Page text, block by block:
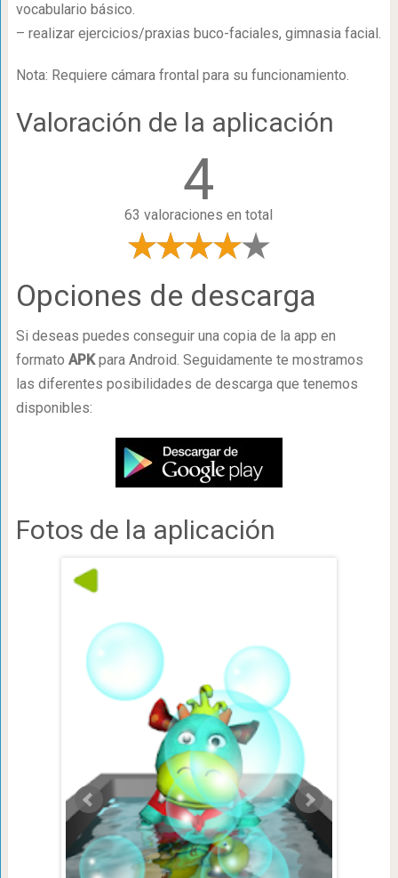
vocabulario básico.
– realizar ejercicios/praxias buco-faciales, gimnasia facial.
Nota: Requiere cámara frontal para su funcionamiento.
Valoración de la aplicación
4
63 valoraciones en total
Opciones de descarga
Si deseas puedes conseguir una copia de la app en
formato APKpara Android. Seguidamente te mostramos
las diferentes posibilidades de descarga que tenemos
disponibles:
Fotos de la aplicación